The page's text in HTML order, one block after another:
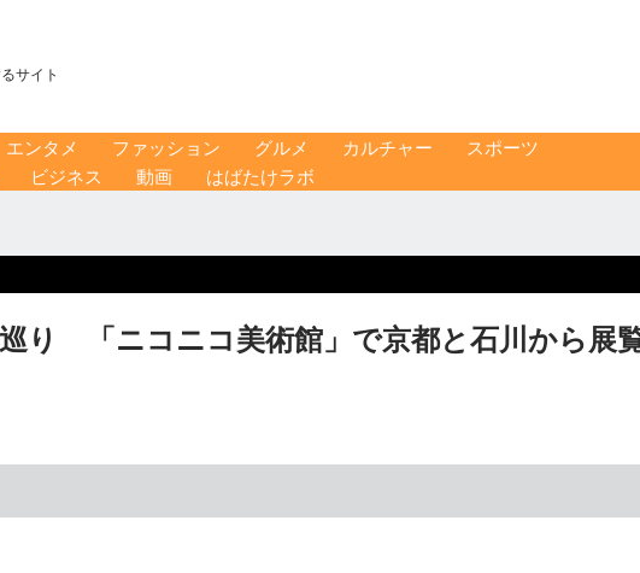
サイト
エンタメ ファッション グルメ カルチャー
スポーツ
ビジネス 動画 はばたけラボ
り 「ニコニコ美術館」で京都と石川から展